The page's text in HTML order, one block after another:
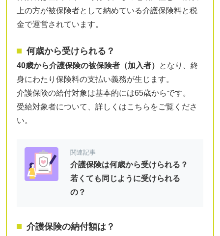
上の方が被保険者として納めている介護保険料と税
金で運営されています。
何歳から受けられる？
40歳から介護保険の被保険者（加入者）
となり、終
身にわたり保険料の支払い義務が生じます。
介護保険の給付対象は基本的には65歳からです。
受給対象者について、詳しくはこちらをご覧くださ
い。
関連記事
介護保険は何歳から受けられる？
若くても同じように受けられる
の？
介護保険の納付額は？